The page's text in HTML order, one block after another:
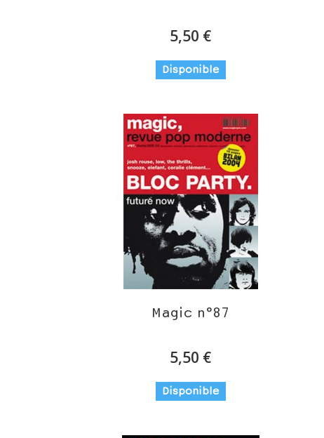
5,50 €
Disponible
Magic n°87
5,50 €
Disponible